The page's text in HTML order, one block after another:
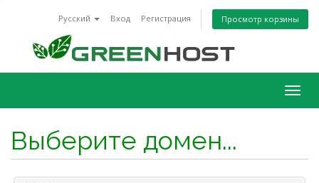
Русский Вход Регистрация Просмотр корзины
Выберите домен...